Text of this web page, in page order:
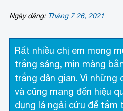
Ngày đăng: Tháng 7 26, 2021
Rất nhiều chị em mong
trắng sáng, mịn màng
trắng dân gian. Vì những
và cũng mang đến hiệu
dụng lá ngải cứu để tắm